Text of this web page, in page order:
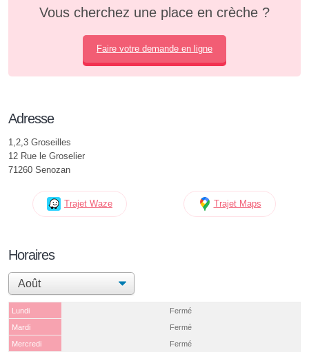
Vous cherchez une place en crèche ?
Faire votre demande en ligne
Adresse
1,2,3 Groseilles
12 Rue le Groselier
71260 Senozan
Trajet Waze Trajet Maps
Horaires
Lundi
Fermé
Mardi
Fermé
Mercredi
Fermé